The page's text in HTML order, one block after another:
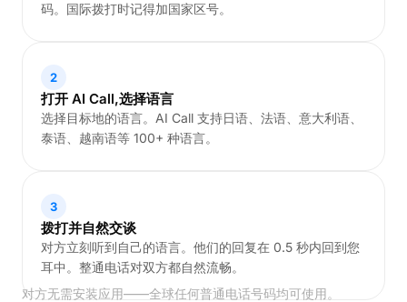
码。国际拨打时记得加国家区号。
2
打开 AI Call,选择语言
选择目标地的语言。AI Call 支持日语、法语、意大利语、
泰语、越南语等 100+ 种语言。
3
拨打并自然交谈
对方立刻听到自己的语言。他们的回复在 0.5 秒内回到您
耳中。整通电话对双方都自然流畅。
对方无需安装应用——全球任何普通电话号码均可使用。